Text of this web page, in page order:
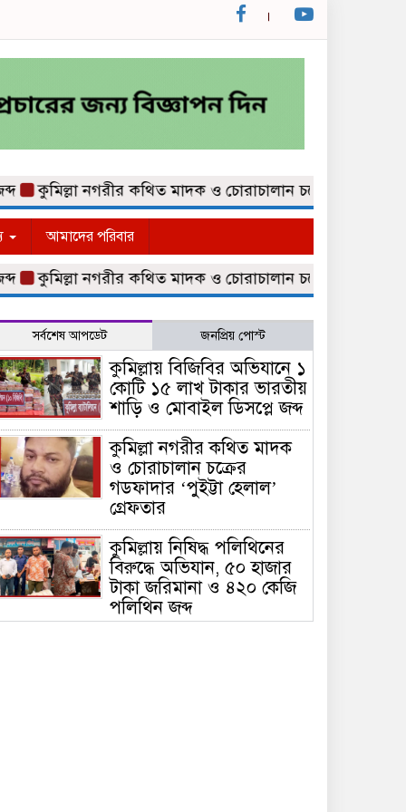
কুমিল্লা নগরীর কথিত মাদক ও চোরাচালান চক্রের গডফাদার
আমাদের পরিবার
কুমিল্লা নগরীর কথিত মাদক ও চোরাচালান চক্রের গডফাদার
সর্বশেষ আপডেট জনপ্রিয় পোস্ট
কুমিল্লায় বিজিবির অভিযানে ১
কোটি ১৫ লাখ টাকার ভারতীয়
শাড়ি ও মোবাইল ডিসপ্লে জব্দ
কুমিল্লা নগরীর কথিত মাদক
ও চোরাচালান চক্রের
গডফাদার ‘পুইট্টা হেলাল’
গ্রেফতার
কুমিল্লায় নিষিদ্ধ পলিথিনের
বিরুদ্ধে অভিযান, ৫০ হাজার
টাকা জরিমানা ও ৪২০ কেজি
পলিথিন জব্দ